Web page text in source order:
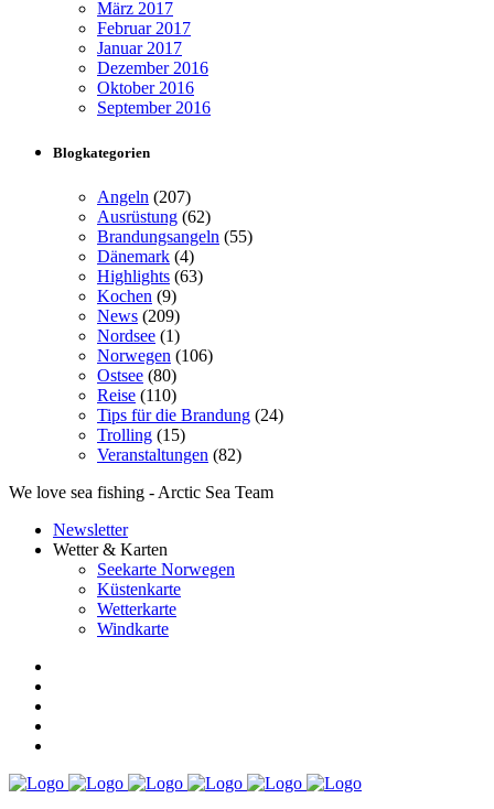
März 2017
Februar 2017
Januar 2017
Dezember 2016
Oktober 2016
September 2016
Blogkategorien
Angeln (207)
Ausrüstung (62)
Brandungsangeln (55)
Dänemark (4)
Highlights (63)
Kochen (9)
News (209)
Nordsee (1)
Norwegen (106)
Ostsee (80)
Reise (110)
Tips für die Brandung (24)
Trolling (15)
Veranstaltungen (82)
We love sea fishing - Arctic Sea Team
Newsletter
Wetter & Karten
Seekarte Norwegen
Küstenkarte
Wetterkarte
Windkarte